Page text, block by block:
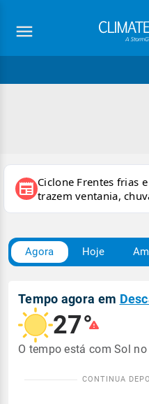
newspaper Ciclone Frentes frias
trazem ventania,
e Sudeste
Agora Hoje
Tempo agora em
27°
O tempo está com Sol